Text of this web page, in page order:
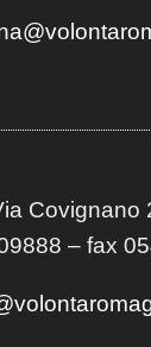
Covignano
– fax